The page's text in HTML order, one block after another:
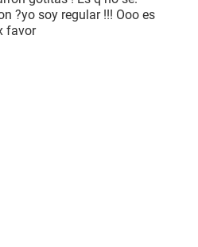
?yo soy regular !!! Ooo es
favor